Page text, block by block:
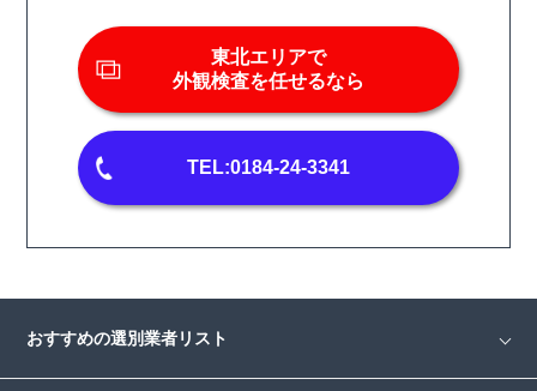
東北エリアで
外観検査を任せるなら
TEL:0184-24-3341
おすすめの選別業者リスト